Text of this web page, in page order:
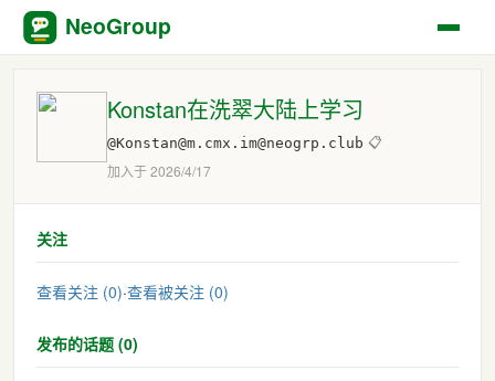
NeoGroup
Konstan在洗翠大陆上学习
@Konstan@m.cmx.im@neogrp.club 📋
加入于 2026/4/17
关注
查看关注 (0)·查看被关注 (0)
发布的话题 (0)